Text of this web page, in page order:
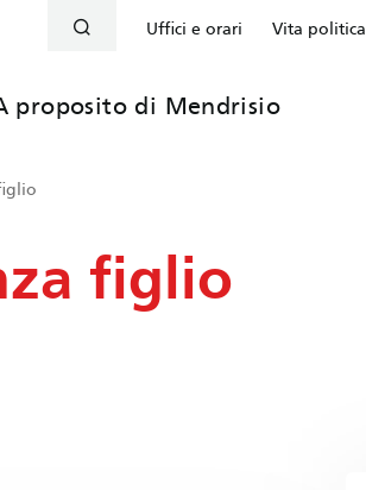
Uffici e orari Vita politica
proposito di Mendrisio
figlio